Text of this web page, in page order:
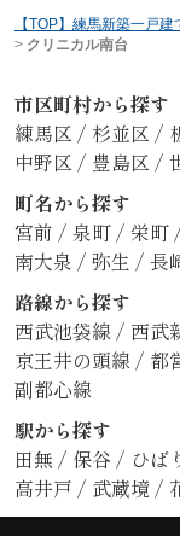
【TOP】練馬新築一戸建
> クリニカル南台
市区町村から探す
練馬区 / 杉並区 /
中野区 / 豊島区 /
町名から探す
宮前 / 泉町 / 栄町
南大泉 / 弥生 / 長
路線から探す
西武池袋線 / 西武
京王井の頭線 / 都
副都心線
駅から探す
田無 / 保谷 / ひば
高井戸 / 武蔵境 /